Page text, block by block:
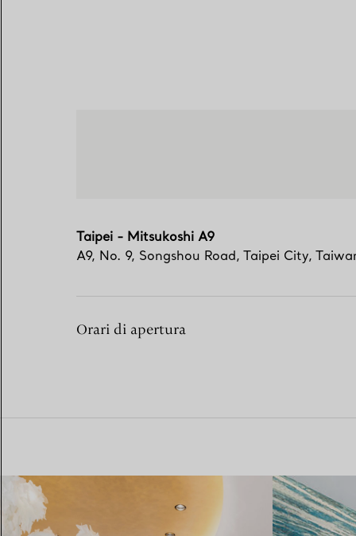
Taipei - Mitsukoshi A9
A9, No. 9, Songshou Road, Taipei City,
Orari di apertura